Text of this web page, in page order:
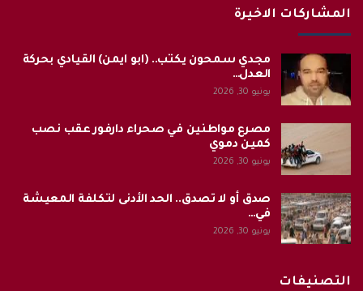
المشاركات الاخيرة
مجدي سمحون يكتب.. (ابو ايمن) القيادي بحركة
العدل…
يونيو 30, 2026
مصرع مواطنين في صحراء دارفور عقب نصب
كمين دموي
يونيو 30, 2026
صدق أو لا تصدق.. الحد الأدنى لتكلفة المعيشة
في…
يونيو 30, 2026
التصنيفات